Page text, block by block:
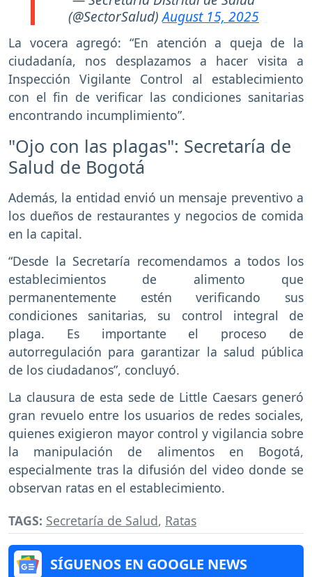
(@SectorSalud)August 15, 2025
La vocera agregó: “En atención a queja de la
ciudadanía, nos desplazamos a hacer visita a
Inspección Vigilante Control al establecimiento
con el fin de verificar las condiciones sanitarias
encontrando incumplimiento”.
"Ojo con las plagas": Secretaría de
Salud de Bogotá
Además, la entidad envió un mensaje preventivo a
los dueños de restaurantes y negocios de comida
en la capital.
“Desde la Secretaría recomendamos a todos los
establecimientos de alimento que
permanentemente estén verificando sus
condiciones sanitarias, su control integral de
plaga. Es importante el proceso de
autorregulación para garantizar la salud pública
de los ciudadanos”, concluyó.
La clausura de esta sede de Little Caesars generó
gran revuelo entre los usuarios de redes sociales,
quienes exigieron mayor control y vigilancia sobre
la manipulación de alimentos en Bogotá,
especialmente tras la difusión del video donde se
observan ratas en el establecimiento.
TAGS: Secretaría de Salud, Ratas
SÍGUENOS EN GOOGLE NEWS